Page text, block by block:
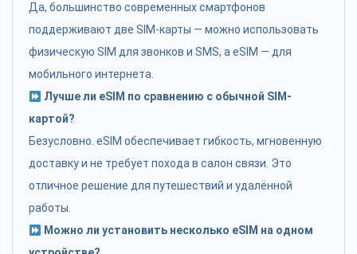
Да, большинство современных смартфонов
поддерживают две SIM-карты — можно использовать
физическую SIM для звонков и SMS, а eSIM — для
мобильного интернета.
Лучше ли eSIM по сравнению с обычной SIM-
картой?
Безусловно. eSIM обеспечивает гибкость, мгновенную
доставку и не требует похода в салон связи. Это
отличное решение для путешествий и удалённой
работы.
Можно ли установить несколько eSIM на одном